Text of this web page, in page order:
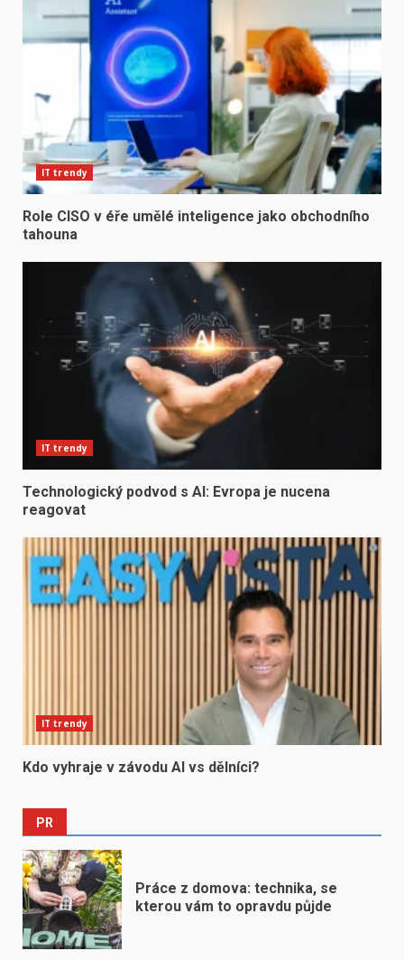
IT trendy
Role CISO v éře umělé inteligence jako obchodního
tahouna
IT trendy
Technologický podvod s AI: Evropa je nucena
reagovat
IT trendy
Kdo vyhraje v závodu AI vs dělníci?
PR
Práce z domova: technika, se
kterou vám to opravdu půjde